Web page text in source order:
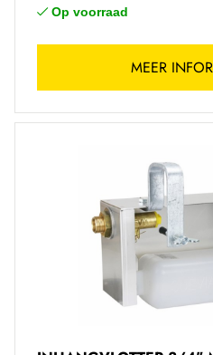
Op voorraad
MEER